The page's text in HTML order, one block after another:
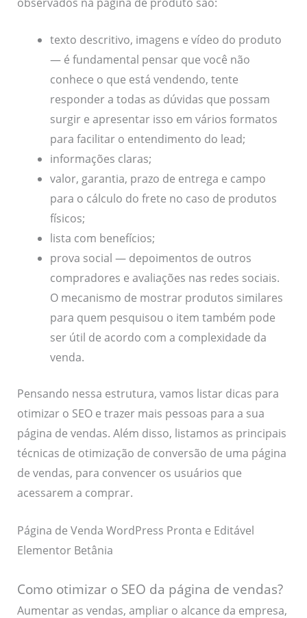
texto descritivo, imagens e vídeo do produto
— é fundamental pensar que você não
conhece o que está vendendo, tente
responder a todas as dúvidas que possam
surgir e apresentar isso em vários formatos
para facilitar o entendimento do lead;
informações claras;
valor, garantia, prazo de entrega e campo
para o cálculo do frete no caso de produtos
físicos;
lista com benefícios;
prova social — depoimentos de outros
compradores e avaliações nas redes sociais.
O mecanismo de mostrar produtos similares
para quem pesquisou o item também pode
ser útil de acordo com a complexidade da
venda.
Pensando nessa estrutura, vamos listar dicas para
otimizar o SEO e trazer mais pessoas para a sua
página de vendas. Além disso, listamos as principais
técnicas de otimização de conversão de uma página
de vendas, para convencer os usuários que
acessarem a comprar.
Página de Venda WordPress Pronta e Editável
Elementor Betânia
Como otimizar o SEO da página de vendas?
Aumentar as vendas, ampliar o alcance da empresa,